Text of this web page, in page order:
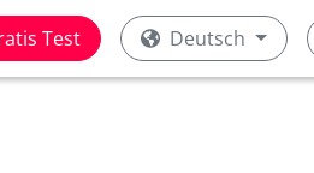
Test Deutsch